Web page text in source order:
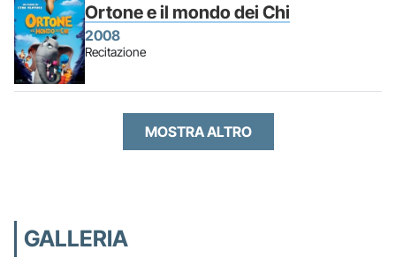
Ortone e il mondo dei Chi
2008
Recitazione
MOSTRA ALTRO
GALLERIA